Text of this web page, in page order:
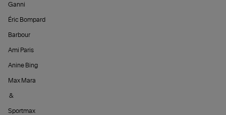
Ganni
Éric Bompard
Barbour
Ami Paris
Anine Bing
Max Mara
&
Sportmax